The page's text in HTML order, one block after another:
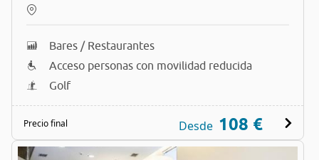
Bares / Restaurantes
Acceso personas con movilidad reducida
Golf
Precio final Desde 108 €